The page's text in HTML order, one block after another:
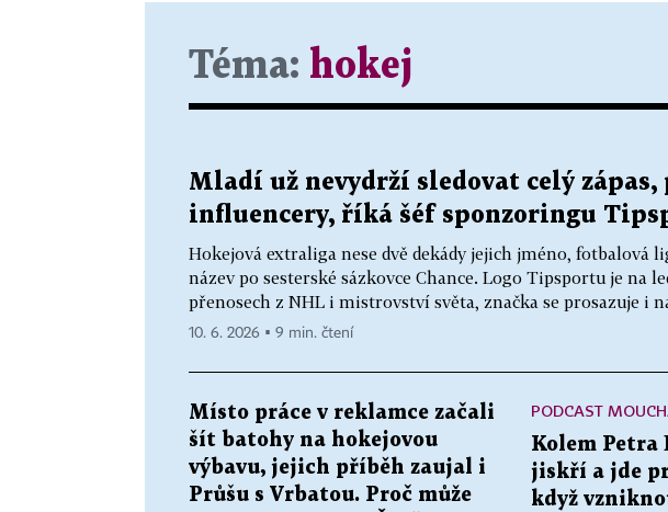
Téma: hokej
Mladí už nevydrží sledovat celý
influencery, říká šéf sponzoringu
Hokejová extraliga nese dvě dekády jejich jméno, fotbalová
název po sesterské sázkovce Chance. Logo Tipsportu je na
přenosech z NHL i mistrovství světa, značka se prosazuje i
10. 6. 2026 ▪ 9 min. čtení
Místo práce v reklamce začali
šít batohy na hokejovou
výbavu, jejich příběh zaujal i
Průšu s Vrbatou. Proč může
PODCAST
Kolem Petra
jiskří a jde
když